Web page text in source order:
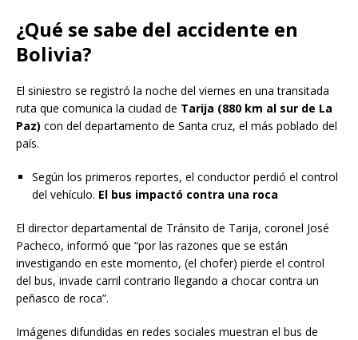
¿Qué se sabe del accidente en
Bolivia?
El siniestro se registró la noche del viernes en una transitada
ruta que comunica la ciudad de Tarija (880 km al sur de La
Paz) con del departamento de Santa cruz, el más poblado del
país.
Según los primeros reportes, el conductor perdió el control
del vehículo. El bus impactó contra una roca
El director departamental de Tránsito de Tarija, coronel José
Pacheco, informó que “por las razones que se están
investigando en este momento, (el chofer) pierde el control
del bus, invade carril contrario llegando a chocar contra un
peñasco de roca”.
Imágenes difundidas en redes sociales muestran el bus de